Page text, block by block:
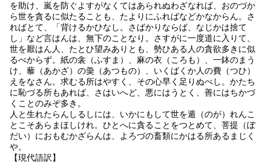
を助け、嵐を防ぐよすがなくてはあられぬわざなれば、おのづか
ら世を貪るに似たることも、たよりにふればなどかなからん。さ
ればとて、「背けるかひなし。さばかりならば、なじかは捨て
し」など言はんは、無下のことなり。さすがに一度道に入りて、
世を厭はん人、たとひ望みありとも、勢ひある人の貪欲多きに似
るべからず。紙の衾（ふすま）、麻の衣（ころも）、一鉢のまう
け、藜（あかざ）の羮（あつもの）、いくばくか人の費（つひ）
えをなさん。求むる所はやすく、その心早く足りぬべし。かたち
に恥づる所もあれば、さはいへど、悪にはうとく、善にはちかづ
くことのみぞ多き。
人と生れたらんしるしには、いかにもして世を遁（のが）れんこ
とこそあらまほしけれ。ひとへに貪ることをつとめて、菩提（ぼ
だい）におもむかざらんは、よろづの畜類にかはる所あるまじく
や。
【現代語訳】